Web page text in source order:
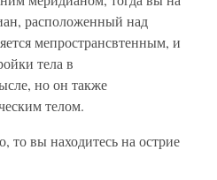
расположенный над
мепространсвтенным, и
тела в
но он также
телом.
то вы находитесь на острие